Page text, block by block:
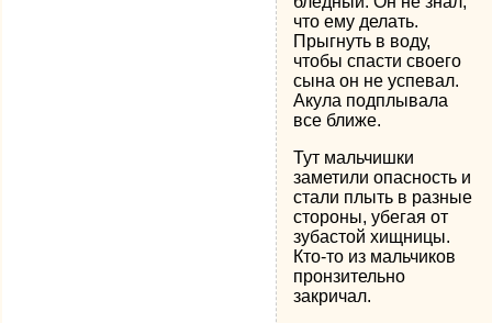
что ему делать.
Прыгнуть в воду,
чтобы спасти своего
сына он не успевал.
Акула подплывала
все ближе.
Тут мальчишки
заметили опасность и
стали плыть в разные
стороны, убегая от
зубастой хищницы.
Кто-то из мальчиков
пронзительно
закричал.